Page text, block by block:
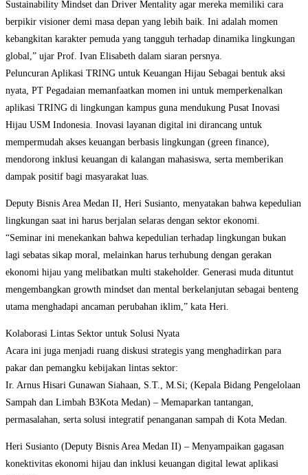
Sustainability Mindset dan Driver Mentality agar mereka memiliki cara
berpikir visioner demi masa depan yang lebih baik. Ini adalah momen
kebangkitan karakter pemuda yang tangguh terhadap dinamika lingkungan
global,” ujar Prof. Ivan Elisabeth dalam siaran persnya.
Peluncuran Aplikasi TRING untuk Keuangan Hijau Sebagai bentuk aksi
nyata, PT Pegadaian memanfaatkan momen ini untuk memperkenalkan
aplikasi TRING di lingkungan kampus guna mendukung Pusat Inovasi
Hijau USM Indonesia. Inovasi layanan digital ini dirancang untuk
mempermudah akses keuangan berbasis lingkungan (green finance),
mendorong inklusi keuangan di kalangan mahasiswa, serta memberikan
dampak positif bagi masyarakat luas.
Deputy Bisnis Area Medan II, Heri Susianto, menyatakan bahwa kepedulian
lingkungan saat ini harus berjalan selaras dengan sektor ekonomi.
“Seminar ini menekankan bahwa kepedulian terhadap lingkungan bukan
lagi sebatas sikap moral, melainkan harus terhubung dengan gerakan
ekonomi hijau yang melibatkan multi stakeholder. Generasi muda dituntut
mengembangkan growth mindset dan mental berkelanjutan sebagai benteng
utama menghadapi ancaman perubahan iklim,” kata Heri.
Kolaborasi Lintas Sektor untuk Solusi Nyata
Acara ini juga menjadi ruang diskusi strategis yang menghadirkan para
pakar dan pemangku kebijakan lintas sektor:
Ir. Arnus Hisari Gunawan Siahaan, S.T., M.Si; (Kepala Bidang Pengelolaan
Sampah dan Limbah B3Kota Medan) – Memaparkan tantangan,
permasalahan, serta solusi integratif penanganan sampah di Kota Medan.
Heri Susianto (Deputy Bisnis Area Medan II) – Menyampaikan gagasan
konektivitas ekonomi hijau dan inklusi keuangan digital lewat aplikasi